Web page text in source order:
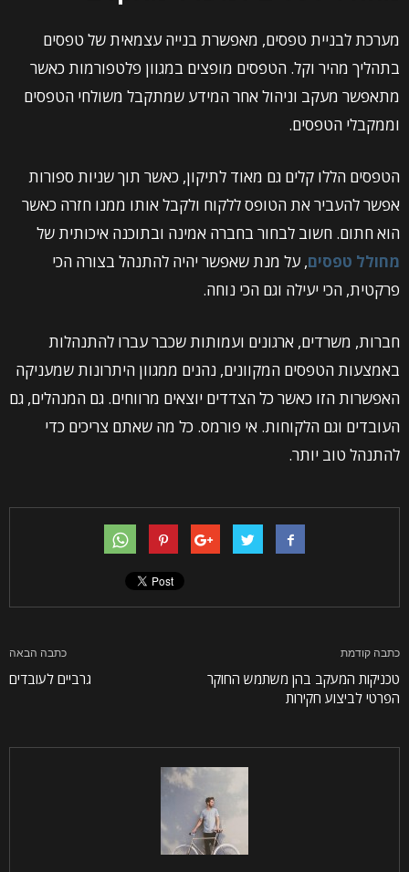
מערכת לבניית טפסים, מאפשרת בנייה עצמאית של טפסים
בתהליך מהיר וקל. הטפסים מופצים במגוון פלטפורמות כאשר
מתאפשר מעקב וניהול אחר המידע שמתקבל משולחי הטפסים
וממקבלי הטפסים.
הטפסים הללו קלים גם מאוד לתיקון, כאשר תוך שניות ספורות
אפשר להעביר את הטופס ללקוח ולקבל אותו ממנו חזרה כאשר
הוא חתום. חשוב לבחור בחברה אמינה ובתוכנה איכותית של
מחולל טפסים, על מנת שאפשר יהיה להתנהל בצורה הכי
פרקטית, הכי יעילה וגם הכי נוחה.
חברות, משרדים, ארגונים ועמותות שכבר עברו להתנהלות
באמצעות הטפסים המקוונים, נהנים ממגוון היתרונות שמעניקה
האפשרות הזו כאשר כל הצדדים יוצאים מרווחים. גם המנהלים, גם
העובדים וגם הלקוחות. אי פורמס. כל מה שאתם צריכים כדי
להתנהל טוב יותר.
כתבה קודמת
טכניקות המעקב בהן משתמש החוקר
הפרטי לביצוע חקירות
כתבה הבאה
גרביים לעובדים